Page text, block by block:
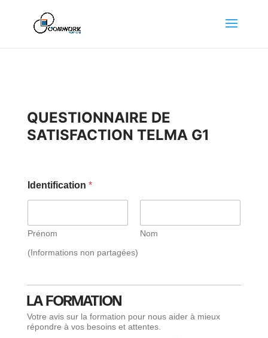
QUESTIONNAIRE DE
SATISFACTION TELMA G1
Identification *
Prénom
Nom
(Informations non partagées)
LA FORMATION
Votre avis sur la formation pour nous aider à mieux
répondre à vos besoins et attentes.